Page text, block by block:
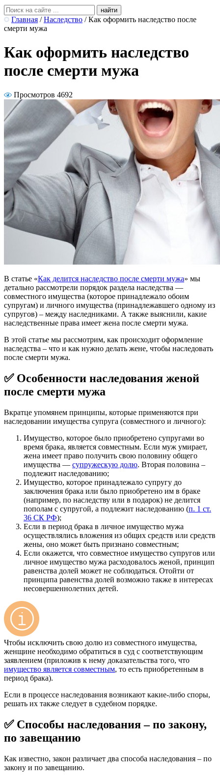
Главная / Наследство / Как оформить наследство после
смерти мужа
Как оформить наследство
после смерти мужа
Просмотров 4692
В статье «Как делится наследство после смерти мужа» мы
детально рассмотрели порядок раздела наследства —
совместного имущества (которое принадлежало обоим
супругам) и личного имущества (принадлежавшего одному из
супругов) – между наследниками. А также выяснили, какие
наследственные права имеет жена после смерти мужа.
В этой статье мы рассмотрим, как происходит оформление
наследства – что и как нужно делать жене, чтобы наследовать
после смерти мужа.
✅ Особенности наследования женой
после смерти мужа
Вкратце упомянем принципы, которые применяются при
наследовании имущества супруга (совместного и личного):
Имущество, которое было приобретено супругами во
время брака, является совместным. Если муж умирает,
жена имеет право получить свою половину общего
имущества — супружескую долю. Вторая половина –
подлежит наследованию;
Имущество, которое принадлежало супругу до
заключения брака или было приобретено им в браке
(например, по наследству или в подарок) не делится
пополам с супругой, а подлежит наследованию (п. 1 ст.
36 СК РФ);
Если в период брака в личное имущество мужа
осуществлялись вложения из общих средств или средств
жены, оно может быть признано совместным;
Если окажется, что совместное имущество супругов или
личное имущество мужа расходовалось женой, принцип
равенства долей может не соблюдаться. Отойти от
принципа равенства долей возможно также в интересах
несовершеннолетних детей.
Чтобы исключить свою долю из совместного имущества,
женщине необходимо обратиться в суд с соответствующим
заявлением (приложив к нему доказательства того, что
имущество является совместным, то есть приобретенным в
период брака).
Если в процессе наследования возникают какие-либо споры,
решать их также следует в судебном порядке.
✅ Способы наследования – по закону,
по завещанию
Как известно, закон различает два способа наследования – по
закону и по завещанию.